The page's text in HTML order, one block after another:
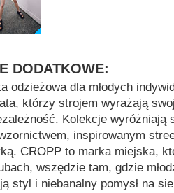
DODATKOWE:
odzieżowa dla młodych
którzy strojem wyrażają
Kolekcje wyróżniają
inspirowanym
CROPP to marka miejska,
wszędzie tam, gdzie
styl i niebanalny pomysł na